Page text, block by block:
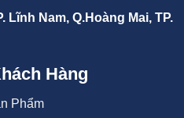
Lĩnh Nam, Q.Hoàng Mai, TP.
Hàng
Phẩm